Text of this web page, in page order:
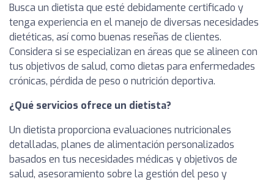
Busca un dietista que esté debidamente certificado y
tenga experiencia en el manejo de diversas necesidades
dietéticas, así como buenas reseñas de clientes.
Considera si se especializan en áreas que se alineen con
tus objetivos de salud, como dietas para enfermedades
crónicas, pérdida de peso o nutrición deportiva.
¿Qué servicios ofrece un dietista?
Un dietista proporciona evaluaciones nutricionales
detalladas, planes de alimentación personalizados
basados en tus necesidades médicas y objetivos de
salud, asesoramiento sobre la gestión del peso y